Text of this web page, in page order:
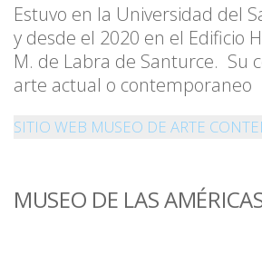
Estuvo en la Universidad del
y desde el 2020 en el Edificio
M. de Labra de Santurce. Su
arte actual o contemporaneo
SITIO WEB MUSEO DE ARTE
MUSEO DE LAS